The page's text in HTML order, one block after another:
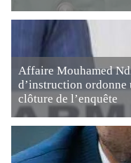
Affaire Mouhamed
d’instruction
clôture de l’enquête